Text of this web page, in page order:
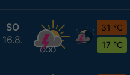
SO
16.8.
31 °C
17 °C